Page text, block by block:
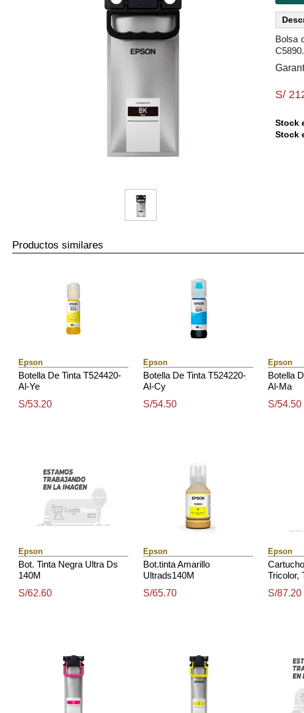
Bolsa
C5890.
S/
Stock
Stock
Productos similares
Epson
Botella De Tinta T524420-
Al-Ye
S/53.20
Epson
Botella De Tinta T524220-
Al-Cy
S/54.50
Epson
Botella
Al-Ma
S/54.50
Epson
Bot. Tinta Negra Ultra Ds
140M
S/62.60
Epson
Bot.tinta Amarillo
Ultrads140M
S/65.70
Epson
Tricolor,
S/87.20